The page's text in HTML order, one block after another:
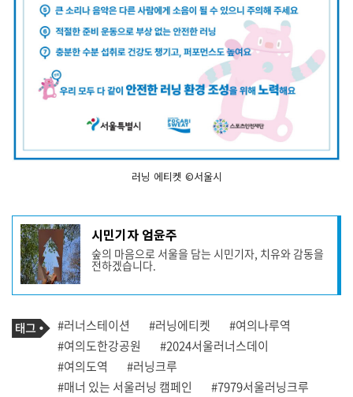
러닝 에티켓 ©서울시
기
사
작
성
자
프
필
시민기자 엄윤주
숲의 마음으로 서울을 담는 시민기자, 치유와 감동을
전하겠습니다.
기
사
관
련
태
그
태
그
#러너스테이션 #러닝에티켓
#여의나루역
#여의도한강공원
#2024서울러너스데이
#여의도역
#러닝크루
#매너 있는 서울러닝 캠페인
#7979서울러닝크루